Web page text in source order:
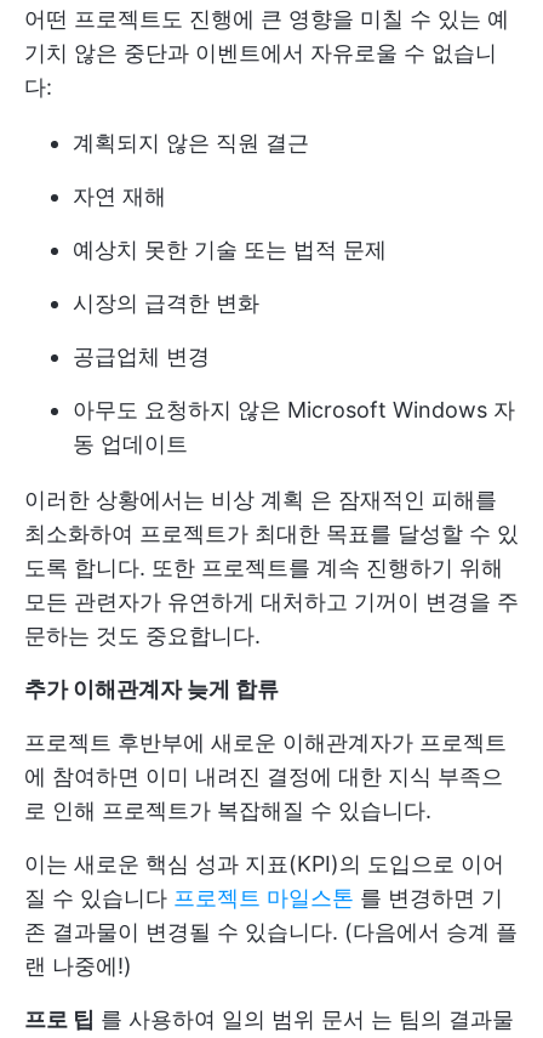
어떤 프로젝트도 진행에 큰 영향을 미칠 수 있는 예
기치 않은 중단과 이벤트에서 자유로울 수 없습니
다:
계획되지 않은 직원 결근
자연 재해
예상치 못한 기술 또는 법적 문제
시장의 급격한 변화
공급업체 변경
아무도 요청하지 않은 Microsoft Windows 자
동 업데이트
이러한 상황에서는 비상 계획 은 잠재적인 피해를
최소화하여 프로젝트가 최대한 목표를 달성할 수 있
도록 합니다. 또한 프로젝트를 계속 진행하기 위해
모든 관련자가 유연하게 대처하고 기꺼이 변경을 주
문하는 것도 중요합니다.
추가 이해관계자 늦게 합류
프로젝트 후반부에 새로운 이해관계자가 프로젝트
에 참여하면 이미 내려진 결정에 대한 지식 부족으
로 인해 프로젝트가 복잡해질 수 있습니다.
이는 새로운 핵심 성과 지표(KPI)의 도입으로 이어
질 수 있습니다 프로젝트 마일스톤 를 변경하면 기
존 결과물이 변경될 수 있습니다. (다음에서 승계 플
랜 나중에!)
프로 팁 를 사용하여 일의 범위 문서 는 팀의 결과물